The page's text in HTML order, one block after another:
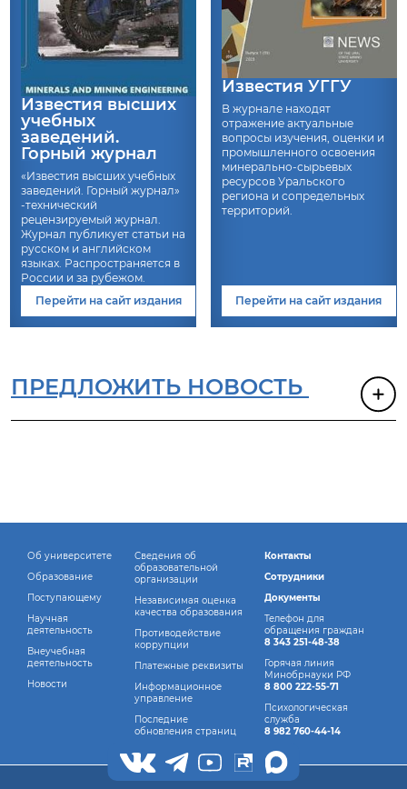
Известия высших
учебных
заведений.
Горный журнал
«Известия высших учебных
заведений. Горный журнал»
-технический
рецензируемый журнал.
Журнал публикует статьи на
русском и английском
языках. Распространяется в
России и за рубежом.
Перейти на сайт издания
Известия УГГУ
В журнале находят
отражение актуальные
вопросы изучения, оценки и
промышленного освоения
минерально-сырьевых
ресурсов Уральского
региона и сопредельных
территорий.
Перейти на сайт издания
ПРЕДЛОЖИТЬ НОВОСТЬ
Об университете
Образование
Поступающему
Научная
деятельность
Внеучебная
деятельность
Новости
Сведения об
образовательной
организации
Независимая оценка
качества образования
Противодействие
коррупции
Платежные реквизиты
Информационное
управление
Последние
обновления страниц
Контакты
Сотрудники
Документы
Телефон для
обращения граждан
8 343 251-48-38
Горячая линия
Минобрнауки РФ
8 800 222-55-71
Психологическая
служба
8 982 760-44-14